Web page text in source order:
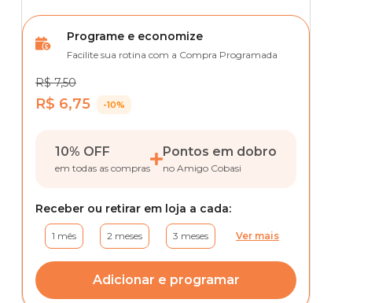
Programe e economize
Facilite sua rotina com a Compra Programada
R$ 7,50
R$ 6,75 -10%
10% OFF
em todas as compras
Pontos em dobro
no Amigo Cobasi
Receber ou retirar em loja a cada:
1 mês 2 meses 3 meses Ver mais
Adicionar e programar